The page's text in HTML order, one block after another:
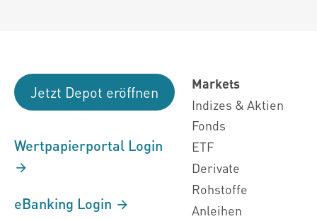
Jetzt Depot eröffnen
Wertpapierportal Login
eBanking Login
Markets
Indizes & Aktien
Fonds
ETF
Derivate
Rohstoffe
Anleihen